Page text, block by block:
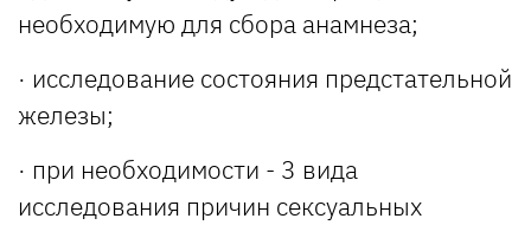
необходимую для сбора анамнеза;
· исследование состояния предстательной
железы;
· при необходимости - 3 вида
исследования причин сексуальных